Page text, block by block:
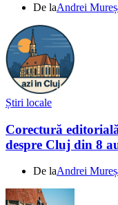
De laAndrei
Știri locale
Corectură
despre Cluj din 8
De laAndrei